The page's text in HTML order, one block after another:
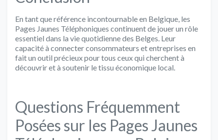
En tant que référence incontournable en Belgique, les
Pages Jaunes Téléphoniques continuent de jouer un rôle
essentiel dans la vie quotidienne des Belges. Leur
capacité à connecter consommateurs et entreprises en
fait un outil précieux pour tous ceux qui cherchent à
découvrir et à soutenir le tissu économique local.
Questions Fréquemment
Posées sur les Pages Jaunes